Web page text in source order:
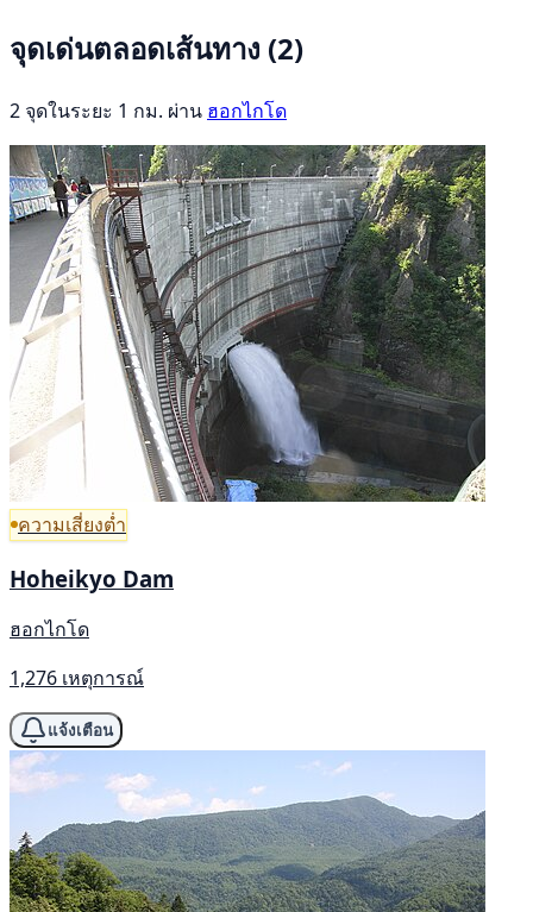
จุดเด่นตลอดเส้นทาง (2)
2 จุดในระยะ 1 กม. ผ่าน ฮอกไกโด
ความเสี่ยงต่ำ
Hoheikyo Dam
ฮอกไกโด
1,276 เหตุการณ์
แจ้งเตือน